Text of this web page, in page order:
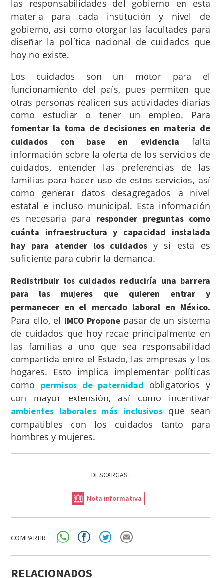
las responsabilidades del gobierno en esta
materia para cada institución y nivel de
gobierno, así como otorgar las facultades para
diseñar la política nacional de cuidados que
hoy no existe.
Los cuidados son un motor para el
funcionamiento del país, pues permiten que
otras personas realicen sus actividades diarias
como estudiar o tener un empleo. Para
fomentar la toma de decisiones en materia de
cuidados con base en evidencia falta
información sobre la oferta de los servicios de
cuidados, entender las preferencias de las
familias para hacer uso de estos servicios, así
como generar datos desagregados a nivel
estatal e incluso municipal. Esta información
es necesaria para responder preguntas como
cuánta infraestructura y capacidad instalada
hay para atender los cuidados y si esta es
suficiente para cubrir la demanda.
Redistribuir los cuidados reduciría una barrera
para las mujeres que quieren entrar y
permanecer en el mercado laboral en México.
Para ello, el IMCO Proponepasar de un sistema
de cuidados que hoy recae principalmente en
las familias a uno que sea responsabilidad
compartida entre el Estado, las empresas y los
hogares. Esto implica implementar políticas
como permisos de paternidad obligatorios y
con mayor extensión, así como incentivar
ambientes laborales más inclusivosque sean
compatibles con los cuidados tanto para
hombres y mujeres.
DESCARGAS:
Nota informativa
COMPARTIR:
RELACIONADOS